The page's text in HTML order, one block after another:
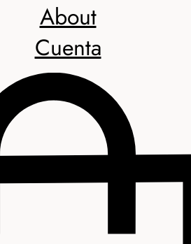
About
Cuenta